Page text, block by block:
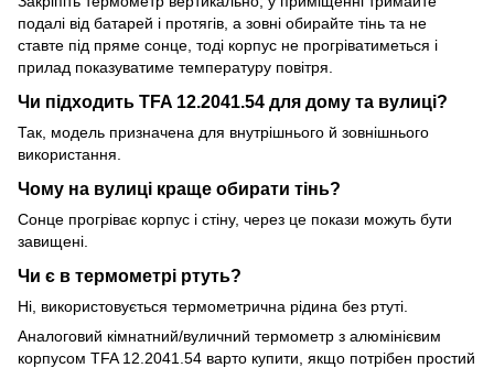
подалі від батарей і протягів, а зовні обирайте тінь та не
ставте під пряме сонце, тоді корпус не прогріватиметься і
прилад показуватиме температуру повітря.
Чи підходить TFA 12.2041.54 для дому та вулиці?
Так, модель призначена для внутрішнього й зовнішнього
використання.
Чому на вулиці краще обирати тінь?
Сонце прогріває корпус і стіну, через це покази можуть бути
завищені.
Чи є в термометрі ртуть?
Ні, використовується термометрична рідина без ртуті.
Аналоговий кімнатний/вуличний термометр з алюмінієвим
корпусом TFA 12.2041.54 варто купити, якщо потрібен простий